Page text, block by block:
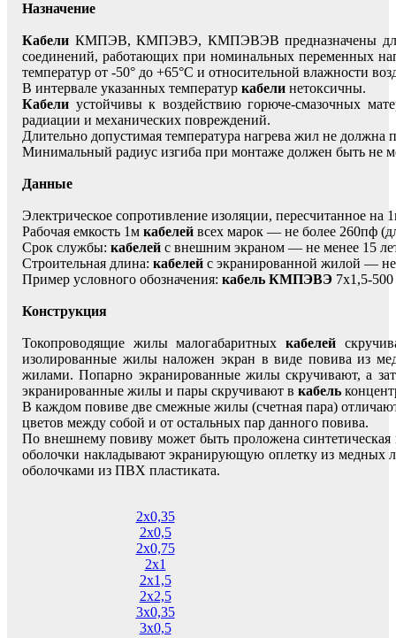
Назначение
Кабели КМПЭВ, КМПЭВЭ, КМПЭВЭВ предназначены для
соединений, работающих при номинальных переменных
температур от -50° до +65°С и относительной влажности
В интервале указанных температур кабели нетоксичны.
Кабели устойчивы к воздействию горюче-смазочных
радиации и механических повреждений.
Длительно допустимая температура нагрева жил не должна
Минимальный радиус изгиба при монтаже должен быть не
Данные
Электрическое сопротивление изоляции, пересчитанное
Рабочая емкость 1м кабелей всех марок — не более 260пф
Срок службы: кабелей с внешним экраном — не менее 15
Строительная длина: кабелей с экранированной жилой —
Пример условного обозначения: кабель КМПЭВЭ 7х1,5-
Конструкция
Токопроводящие жилы малогабаритных кабелей
изолированные жилы наложен экран в виде повива из
жилами. Попарно экранированные жилы скручивают, а
экранированные жилы и пары скручивают в кабель
В каждом повиве две смежные жилы (счетная пара)
цветов между собой и от остальных пар данного повива.
По внешнему повиву может быть проложена
оболочки накладывают экранирующую оплетку из медных
оболочками из ПВХ пластиката.
2х0,35
2х0,5
2х0,75
2х1
2х1,5
2х2,5
3х0,35
3х0,5